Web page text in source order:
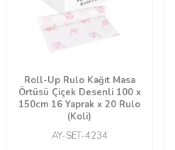
Roll-Up Rulo Kağıt Masa
Örtüsü Çiçek Desenli 100 x
150cm 16 Yaprak x 20 Rulo
(Koli)
AY-SET-4234